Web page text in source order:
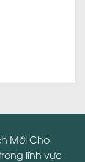
Mới Cho
lĩnh vực